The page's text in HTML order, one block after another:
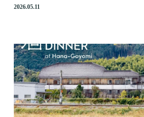
2026.05.11